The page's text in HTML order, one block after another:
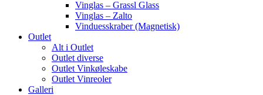
Vinglas – Grassl Glass
Vinglas – Zalto
Vinduesskraber (Magnetisk)
Outlet
Alt i Outlet
Outlet diverse
Outlet Vinkøleskabe
Outlet Vinreoler
Galleri